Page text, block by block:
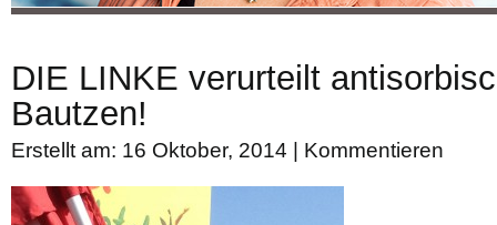
DIE LINKE verurteilt
Bautzen!
Erstellt am: 16 Oktober, 2014 | Kommentieren